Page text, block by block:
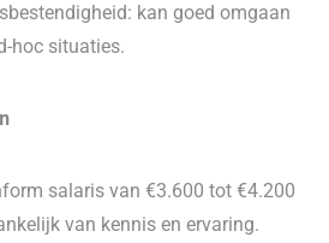
kan goed omgaan
hoc situaties.
salaris van €3.600 tot €4.200
van kennis en ervaring.